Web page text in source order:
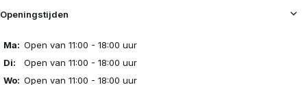
Openingstijden
Ma: Open van 11:00 - 18:00 uur
Di:
Open van 11:00 - 18:00 uur
Wo: Open van 11:00 - 18:00 uur